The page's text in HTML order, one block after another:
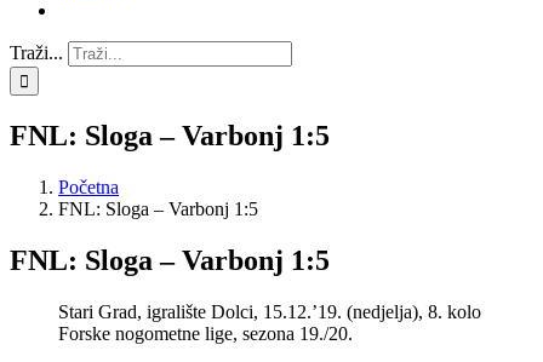
Traži...
FNL: Sloga – Varbonj 1:5
Početna
FNL: Sloga – Varbonj 1:5
FNL: Sloga – Varbonj 1:5
Stari Grad, igralište Dolci, 15.12.’19. (nedjelja), 8. kolo
Forske nogometne lige, sezona 19./20.